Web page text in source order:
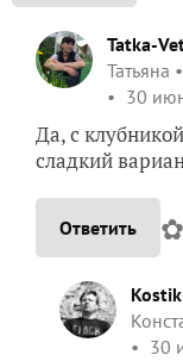
Tatka-
Татьяна
30
Да, с
сладкий
Ответить ✿
30